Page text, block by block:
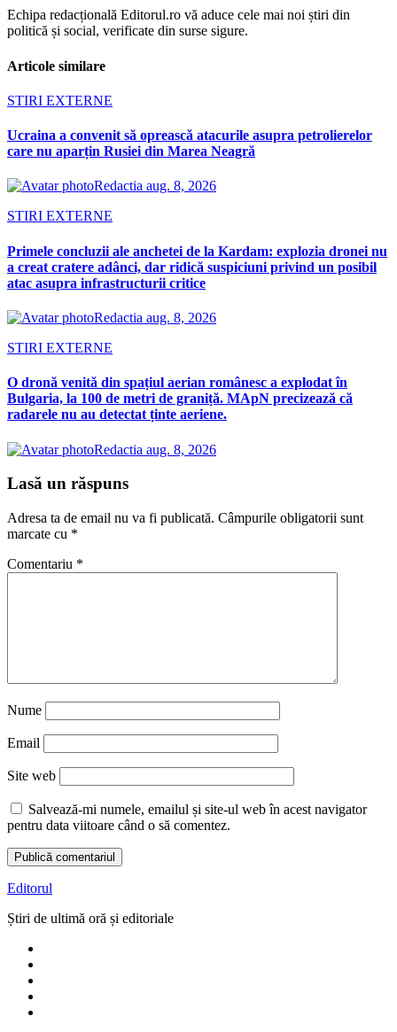
Echipa redacțională Editorul.ro vă aduce cele mai noi știri din
politică și social, verificate din surse sigure.
Articole similare
STIRI EXTERNE
Ucraina a convenit să oprească atacurile asupra petrolierelor
care nu aparțin Rusiei din Marea Neagră
Redactia aug. 8, 2026
STIRI EXTERNE
Primele concluzii ale anchetei de la Kardam: explozia dronei nu
a creat cratere adânci, dar ridică suspiciuni privind un posibil
atac asupra infrastructurii critice
Redactia aug. 8, 2026
STIRI EXTERNE
O dronă venită din spațiul aerian românesc a explodat în
Bulgaria, la 100 de metri de graniță. MApN precizează că
radarele nu au detectat ținte aeriene.
Redactia aug. 8, 2026
Lasă un răspuns
Adresa ta de email nu va fi publicată. Câmpurile obligatorii sunt
marcate cu *
Comentariu *
Nume
Email
Site web
Salvează-mi numele, emailul și site-ul web în acest navigator
pentru data viitoare când o să comentez.
Editorul
Știri de ultimă oră și editoriale